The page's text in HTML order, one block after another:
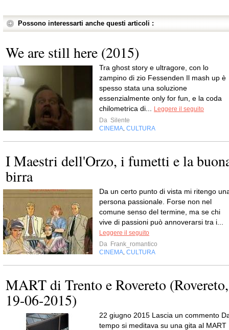
Possono interessarti anche questi articoli :
We are still here (2015)
Tra ghost story e ultragore, con lo
zampino di zio Fessenden Il mash up è
spesso stata una soluzione
essenzialmente only for fun, e la coda
chilometrica di...
Leggere il seguito
Da Silente
CINEMA CULTURA
I Maestri dell'Orzo, i fumetti e la
birra
Da un certo punto di vista mi ritengo
persona passionale. Forse non nel
comune senso del termine, ma se chi
vive di passioni può annoverarsi tra i...
Leggere il seguito
Da Frank_romantico
CINEMA CULTURA
MART di Trento e Rovereto (Rovereto,
19-06-2015)
22 giugno 2015 Lascia un commento
tempo si meditava su una gita al MART